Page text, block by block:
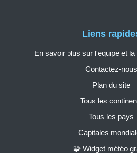
Liens
En savoir plus sur l'équipe et
Contactez-nous
Plan du site
Tous les
Tous les pays
Capitales
🧩 Widget météo